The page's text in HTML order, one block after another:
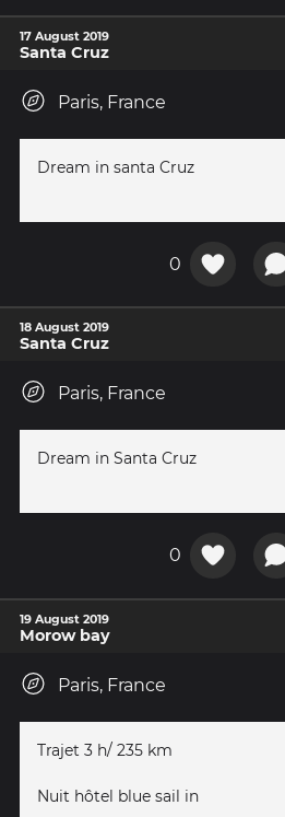
17 August 2019
Santa Cruz
Paris, France
Dream in santa Cruz
0
18 August 2019
Santa Cruz
Paris, France
Dream in Santa Cruz
0
19 August 2019
Morow bay
Paris, France
Trajet 3 h/ 235 km
Nuit hôtel blue sail in